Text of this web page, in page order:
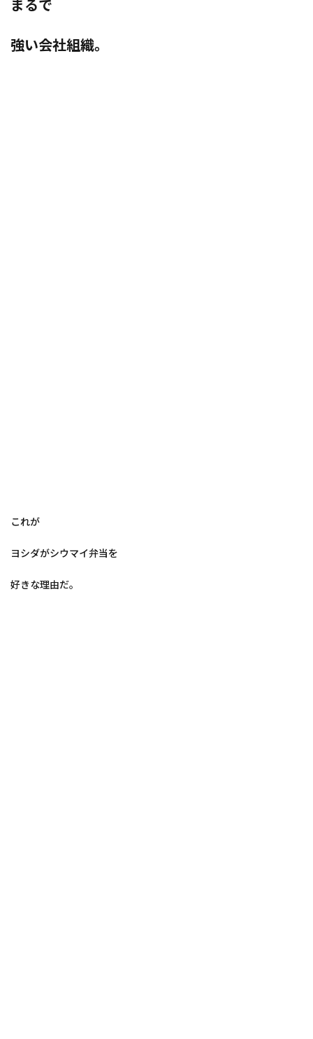
まるで
強い会社組織。
これが
ヨシダがシウマイ弁当を
好きな理由だ。